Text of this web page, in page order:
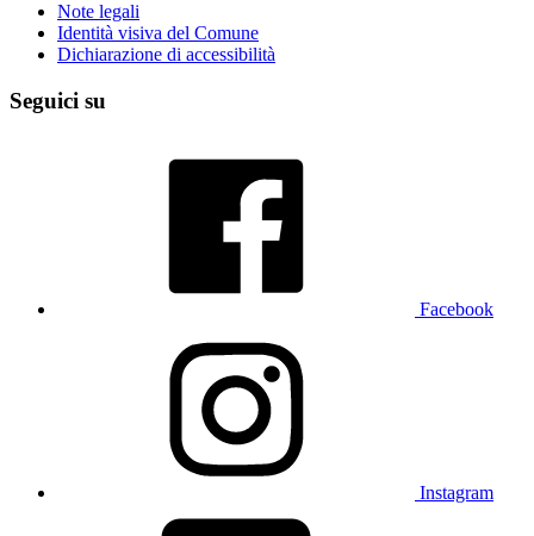
Note legali
Identità visiva del Comune
Dichiarazione di accessibilità
Seguici su
Facebook
Instagram